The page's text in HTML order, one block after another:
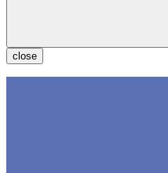
close